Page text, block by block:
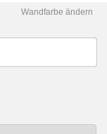
Wandfarbe ändern